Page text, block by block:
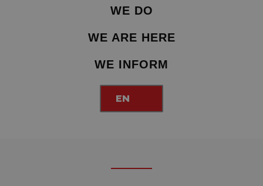
WE DO
WE ARE HERE
WE INFORM
EN